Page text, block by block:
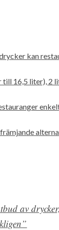
kan
16,5 liter), 2
av